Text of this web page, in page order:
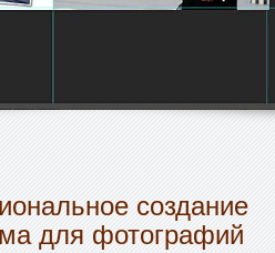
создание
для фотографий